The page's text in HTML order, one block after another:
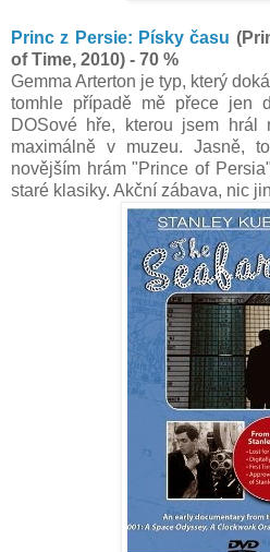
Princ z Persie: Písky času
of Time, 2010) - 70 %
Gemma Arterton je typ, který
tomhle případě mě přece jen
DOSové hře, kterou jsem
maximálně v muzeu. Jasně,
novějším hrám "Prince of
staré klasiky. Akční zábava, nic